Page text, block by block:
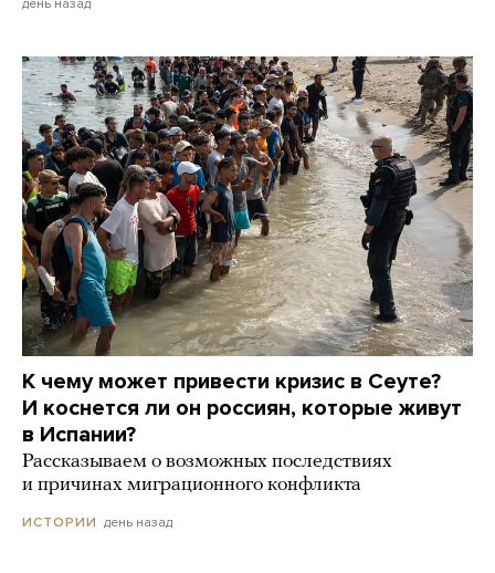
К чему может привести кризис в Сеуте?
И коснется ли он россиян, которые живут
в Испании?
Рассказываем о возможных последствиях
и причинах миграционного конфликта
ИСТОРИИ день назад